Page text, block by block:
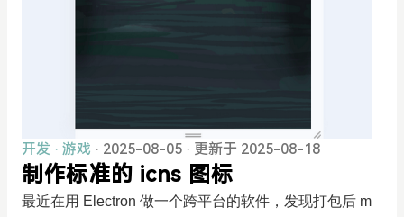
开发 · 游戏 · 2025-08-05 · 更新于 2025-08-18
制作标准的 icns 图标
最近在用 Electron 做一个跨平台的软件，发现打包后 m